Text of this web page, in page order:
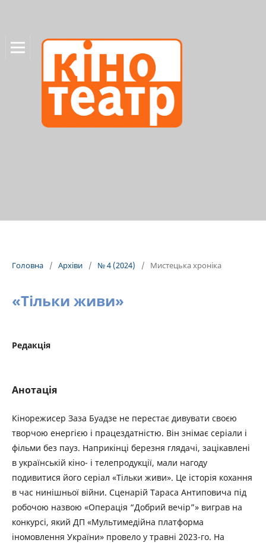
Головна / Архіви / № 4 (2024) / Мистецька хроніка
«Тільки живи»
Редакція
Анотація
Кінорежисер Заза Буадзе не перестає дивувати своєю
творчою енергією і працездатністю. Він знімає серіали і
фільми без пауз. Наприкінці березня глядачі, зацікавлені
в українській кіно- і телепродукції, мали нагоду
подивитися його серіал «Тільки живи». Це історія кохання
в час нинішньої війни. Сценарій Тараса Антиповича під
робочою назвою «Операція “Добрий вечір”» виграв на
конкурсі, який ДП «‎Мультимедійна платформа
іномовлення України» провело у травні 2023-го. На